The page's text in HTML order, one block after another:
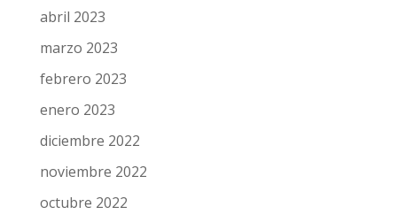
abril 2023
marzo 2023
febrero 2023
enero 2023
diciembre 2022
noviembre 2022
octubre 2022